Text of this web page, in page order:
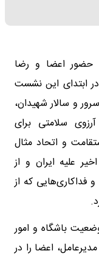
حضور اعضا و رضا
ابتدای این نشست
و سالار شهیدان،
سلامتی برای
و اتحاد مثال
علیه ایران و از
که از
باشگاه و امور
اعضا را در